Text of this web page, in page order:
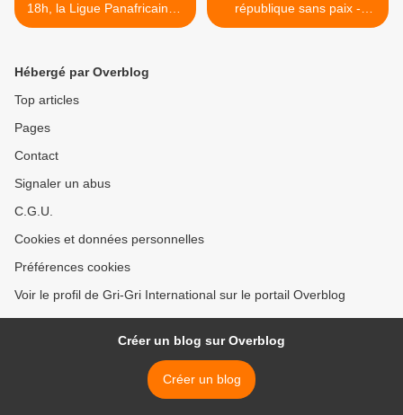
18h, la Ligue Panafricaine -
Umoja, organisation
révoltante en République
Centrafricaine et exposera
république sans paix -
Labertit Aligre FM (1) - 27
Hébergé par Overblog
Top articles
Pages
Contact
Signaler un abus
C.G.U.
Cookies et données personnelles
Préférences cookies
Voir le profil de Gri-Gri International sur le portail Overblog
Créer un blog sur Overblog
Créer un blog